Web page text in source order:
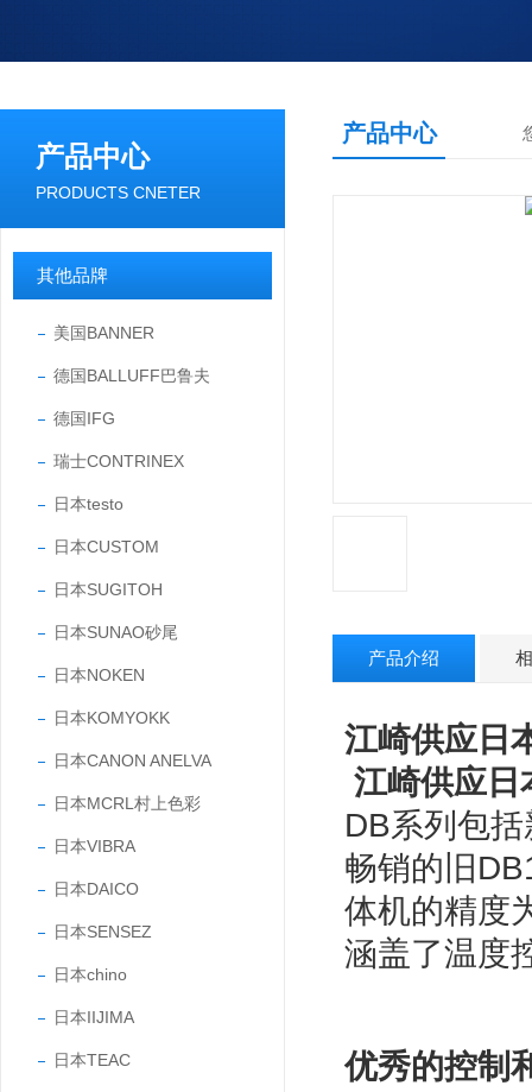
产品中心
PRODUCTS CNETER
其他品牌
美国BANNER
德国BALLUFF巴鲁夫
德国IFG
瑞士CONTRINEX
日本testo
日本CUSTOM
日本SUGITOH
日本SUNAO砂尾
日本NOKEN
日本KOMYOKK
日本CANON ANELVA
日本MCRL村上色彩
日本VIBRA
日本DAICO
日本SENSEZ
日本chino
日本IIJIMA
日本TEAC
产品中心
产品介绍
江崎供应日
江崎供应
DB系列包
畅销的旧
体机的精度
涵盖了温度
优秀的控制